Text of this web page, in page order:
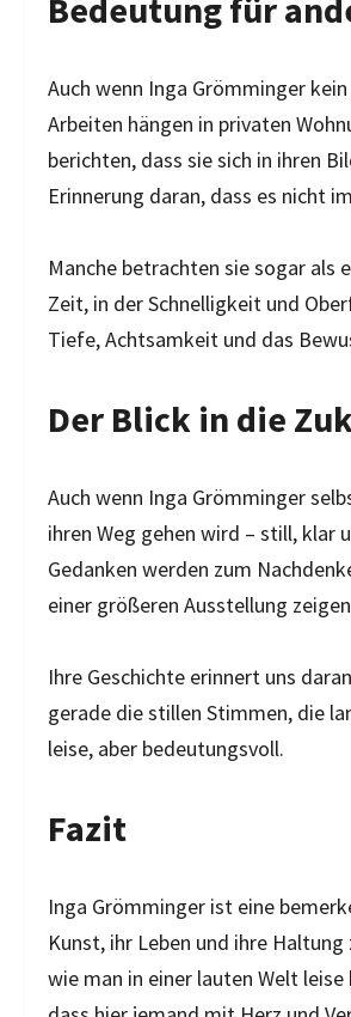
Bedeutung für
Auch wenn Inga Grömminger
Arbeiten hängen in privaten
berichten, dass sie sich in ihren
Erinnerung daran, dass es nicht
Manche betrachten sie sogar als
Zeit, in der Schnelligkeit und
Tiefe, Achtsamkeit und das
Der Blick in die
Auch wenn Inga Grömminger
ihren Weg gehen wird – still, klar
Gedanken werden zum
einer größeren Ausstellung
Ihre Geschichte erinnert uns
gerade die stillen Stimmen, die
leise, aber bedeutungsvoll.
Fazit
Inga Grömminger ist eine
Kunst, ihr Leben und ihre
wie man in einer lauten Welt